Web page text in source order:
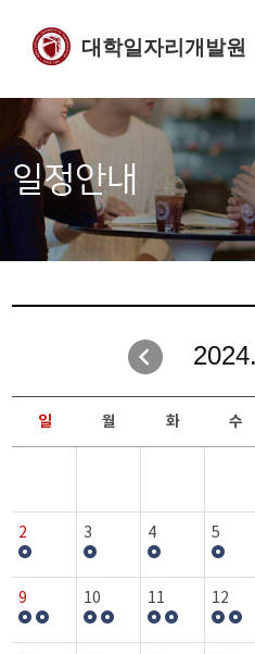
대학일자리개발원
일정안내
일 월 화 수
2 3 4 5
9 10 11 12